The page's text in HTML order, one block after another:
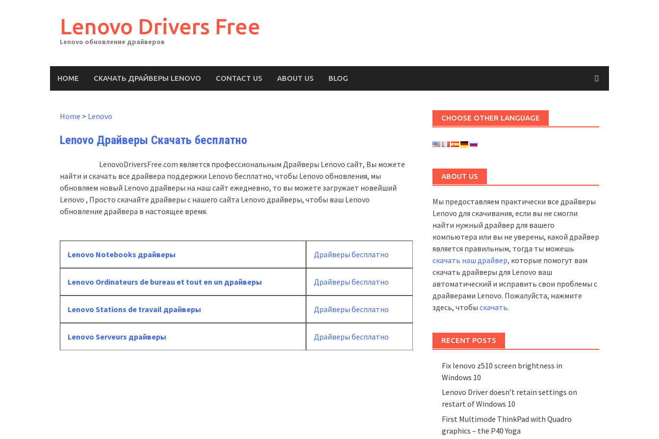
Lenovo Drivers Free
Lenovo обновление драйверов
HOME СКАЧАТЬ ДРАЙВЕРЫ LENOVO CONTACT US ABOUT US BLOG
Home > Lenovo
Lenovo Драйверы Скачать бесплатно
LenovoDriversFree.com является профессиональным Драйверы Lenovo сайт, Вы можете
найти и скачать все драйвера поддержки Lenovo бесплатно, чтобы Lenovo обновления, мы
обновляем новый Lenovo драйверы на наш сайт ежедневно, то вы можете загружает новейший
Lenovo , Просто скачайте драйверы с нашего сайта Lenovo драйверы, чтобы ваш Lenovo
обновление драйвера в настоящее время.
Lenovo Notebooks драйверы Драйверы бесплатно
Lenovo Ordinateurs de bureau et tout en un драйверы Драйверы бесплатно
Lenovo Stations de travail драйверы Драйверы бесплатно
Lenovo Serveurs драйверы Драйверы бесплатно
CHOOSE OTHER LANGUAGE
ABOUT US
Мы предоставляем практически все драйверы
Lenovo для скачивания, если вы не смогли
найти нужный драйвер для вашего
компьютера или вы не уверены, какой драйвер
является правильным, тогда ты можешь
скачать наш драйвер, которые помогут вам
скачать драйверы для Lenovo ваш
автоматический и исправить свои проблемы с
драйверами Lenovo. Пожалуйста, нажмите
здесь, чтобы скачать.
RECENT POSTS
Fix lenovo z510 screen brightness in
Windows 10
Lenovo Driver doesn’t retain settings on
restart of Windows 10
First Multimode ThinkPad with Quadro
graphics – the P40 Yoga